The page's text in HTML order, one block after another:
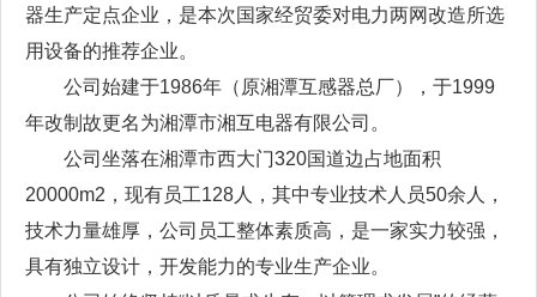
器生产定点企业，是本次国家经贸委对电力两网改造所选
用设备的推荐企业。
公司始建于1986年（原湘潭互感器总厂），于1999
年改制故更名为湘潭市湘互电器有限公司。
公司坐落在湘潭市西大门320国道边占地面积
20000m2，现有员工128人，其中专业技术人员50余人，
技术力量雄厚，公司员工整体素质高，是一家实力较强，
具有独立设计，开发能力的专业生产企业。